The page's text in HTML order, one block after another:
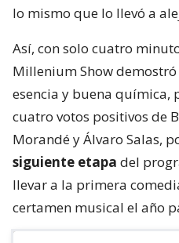
lo mismo que lo llevó a
Así, con solo cuatro
Millenium Show
esencia y buena química,
cuatro votos positivos de
Morandé y Álvaro Salas,
siguiente etapa del
llevar a la primera
certamen musical el año